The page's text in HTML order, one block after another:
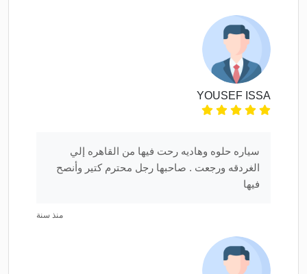
YOUSEF ISSA
سياره حلوه وهاديه رحت فيها من القاهره إلي
الغردقه ورجعت . صاحبها رجل محترم كتير وأنصح
فيها
منذ سنة